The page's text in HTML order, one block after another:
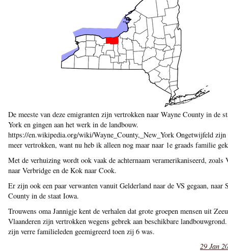
De meeste van deze emigranten zijn vertrokken naar Wayne County in de
York en gingen aan het werk in de landbouw.
https://en.wikipedia.org/wiki/Wayne_County,_New_York Ongetwijfeld zijn
meer vertrokken, want nu heb ik alleen nog maar naar 1e graads familie
Met de verhuizing wordt ook vaak de achternaam veramerikaniseerd, zoals
naar Verbridge en de Kok naar Cook.
Er zijn ook een paar verwanten vanuit Gelderland naar de VS gegaan, naar
County in de staat Iowa.
Trouwens oma Jannigje kent de verhalen dat grote groepen mensen uit
Vlaanderen zijn vertrokken wegens gebrek aan beschikbare
zijn verre familieleden geemigreerd toen zij 6 was.
29 Jan